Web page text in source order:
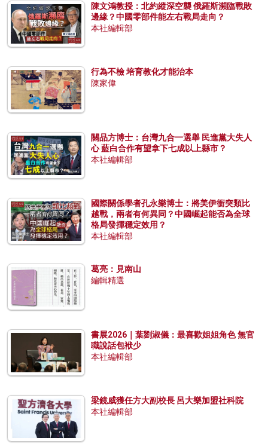
陳文鴻教授：北約縱深空襲 俄羅斯瀕臨戰敗
邊緣？中國零部件能左右戰局走向？
本社編輯部
行為不檢 培育教化才能治本
陳家偉
關品方博士：台灣九合一選舉 民進黨大失人
心 藍白合作有望拿下七成以上縣市？
本社編輯部
國際關係學者孔永樂博士：將美伊衝突類比
越戰，兩者有何異同？中國崛起能否為全球
格局發揮穩定效用？
本社編輯部
葛亮：見南山
編輯精選
書展2026｜葉劉淑儀：最喜歡姐姐角色 無官
職說話包袱少
本社編輯部
梁鏡威獲任方大副校長 呂大樂加盟社科院
本社編輯部